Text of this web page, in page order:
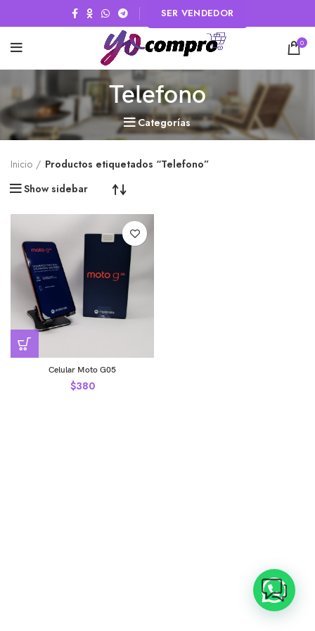
SER VENDEDOR
0
Telefono
Categorías
Inicio
Productos etiquetados “Telefono”
Show sidebar
Celular Moto G05
$380